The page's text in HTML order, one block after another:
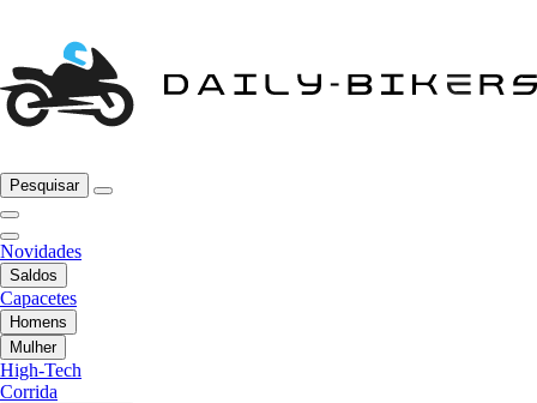
Pesquisar
Novidades
Saldos
Capacetes
Homens
Mulher
High-Tech
Corrida